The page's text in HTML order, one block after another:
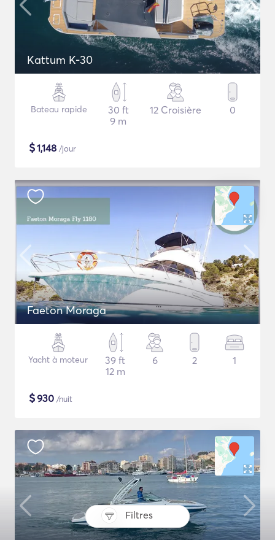
Filtres
Kattum K-30
Bateau rapide
30 ft
9 m
12 Croisière 0
$1,148 /jour
Faeton Moraga
Yacht à moteur
39 ft
12 m
6 2 1
$930 /nuit